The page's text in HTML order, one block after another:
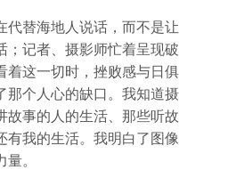
代替海地人说话，而不是让
；记者、摄影师忙着呈现破
着这一切时，挫败感与日俱
那个人心的缺口。我知道摄
故事的人的生活、那些听故
有我的生活。我明白了图像
。